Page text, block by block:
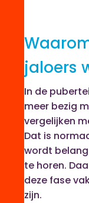
jaloers
In de
meer bezig
vergelijken
Dat is
wordt
te horen.
deze fase
zijn.